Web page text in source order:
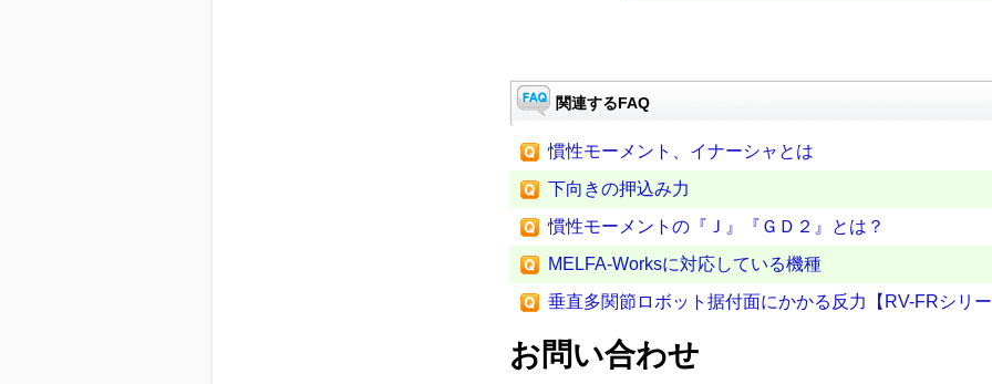
関連するFAQ
慣性モーメント、イナーシャとは
下向きの押込み力
慣性モーメントの『Ｊ』『ＧＤ２』とは？
MELFA-Worksに対応している機種
垂直多関節ロボット据付面にかかる反力【RV-FRシリ
お問い合わせ